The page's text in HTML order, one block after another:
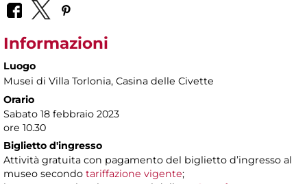
Informazioni
Luogo
Musei di Villa Torlonia, Casina delle Civette
Orario
Sabato 18 febbraio 2023
ore 10.30
Biglietto d'ingresso
Attività gratuita con pagamento del biglietto d’ingresso al
museo secondo tariffazione vigente;